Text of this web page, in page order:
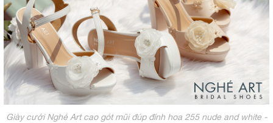
Giày cưới Nghé Art cao gót mũi đúp đính hoa 255 nude and white -